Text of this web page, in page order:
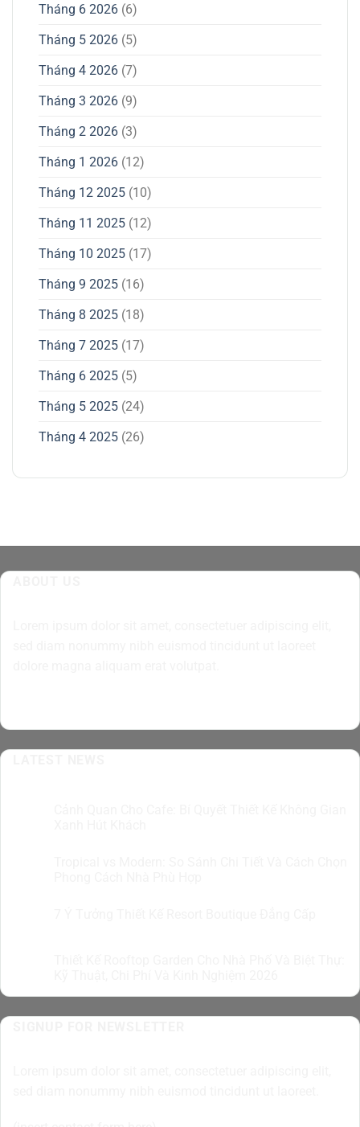
Tháng 6 2026 (6)
Tháng 5 2026 (5)
Tháng 4 2026 (7)
Tháng 3 2026 (9)
Tháng 2 2026 (3)
Tháng 1 2026 (12)
Tháng 12 2025 (10)
Tháng 11 2025 (12)
Tháng 10 2025 (17)
Tháng 9 2025 (16)
Tháng 8 2025 (18)
Tháng 7 2025 (17)
Tháng 6 2025 (5)
Tháng 5 2025 (24)
Tháng 4 2025 (26)